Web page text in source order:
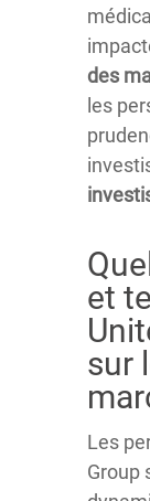
des
les
et
sur
Les
Group